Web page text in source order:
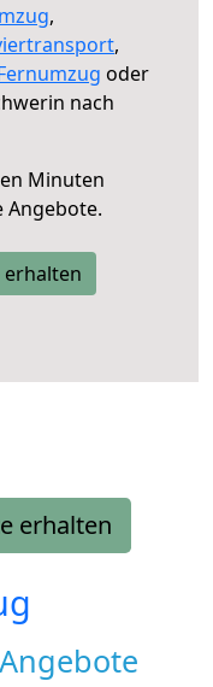
,
,
oder
nach
Minuten
erhalten
erhalten